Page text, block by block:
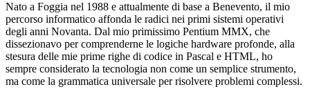
Nato a Foggia nel 1988 e attualmente di base a Benevento, il mio
percorso informatico affonda le radici nei primi sistemi operativi
degli anni Novanta. Dal mio primissimo Pentium MMX, che
dissezionavo per comprenderne le logiche hardware profonde, alla
stesura delle mie prime righe di codice in Pascal e HTML, ho
sempre considerato la tecnologia non come un semplice strumento,
ma come la grammatica universale per risolvere problemi complessi.